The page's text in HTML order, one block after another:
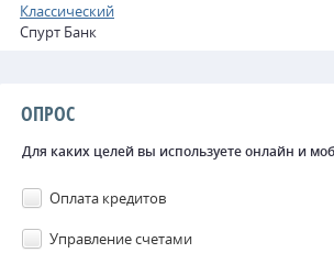
Классический
Спурт Банк
ОПРОС
Для каких целей вы используете онлайн и
Оплата кредитов
Управление счетами